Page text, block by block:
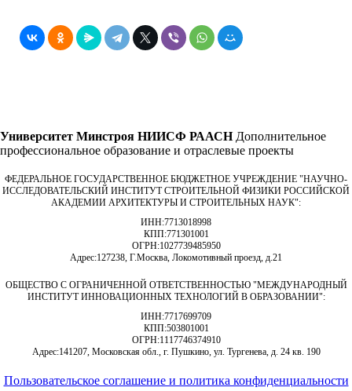
Университет Минстроя НИИСФ РААСН Дополнительное
профессиональное образование и отраслевые проекты
ФЕДЕРАЛЬНОЕ ГОСУДАРСТВЕННОЕ БЮДЖЕТНОЕ УЧРЕЖДЕНИЕ "НАУЧНО-
ИССЛЕДОВАТЕЛЬСКИЙ ИНСТИТУТ СТРОИТЕЛЬНОЙ ФИЗИКИ РОССИЙСКОЙ
АКАДЕМИИ АРХИТЕКТУРЫ И СТРОИТЕЛЬНЫХ НАУК":
ИНН:7713018998
КПП:771301001
ОГРН:1027739485950
Адрес:127238, Г.Москва, Локомотивный проезд, д.21
ОБЩЕСТВО С ОГРАНИЧЕННОЙ ОТВЕТСТВЕННОСТЬЮ "МЕЖДУНАРОДНЫЙ
ИНСТИТУТ ИННОВАЦИОННЫХ ТЕХНОЛОГИЙ В ОБРАЗОВАНИИ":
ИНН:7717699709
КПП:503801001
ОГРН:1117746374910
Адрес:141207, Московская обл., г. Пушкино, ул. Тургенева, д. 24 кв. 190
Пользовательское соглашение и политика конфиденциальности